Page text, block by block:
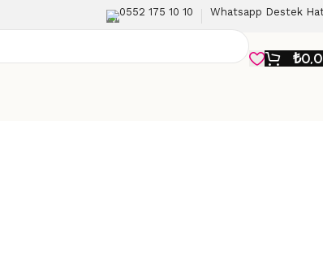
0552 175 10 10 Whatsapp Destek
₺